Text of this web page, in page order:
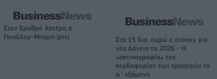
Στον Ερυθρό Αστέρα ο
Γουάιλερ-Μπαμπ (pic)
Στα 15 δισ. ευρώ ο στόχος για
νέα δάνεια το 2026 - Η
«ακτινογραφία» της
κερδοφορίας των τραπεζών το
α΄ εξάμηνο